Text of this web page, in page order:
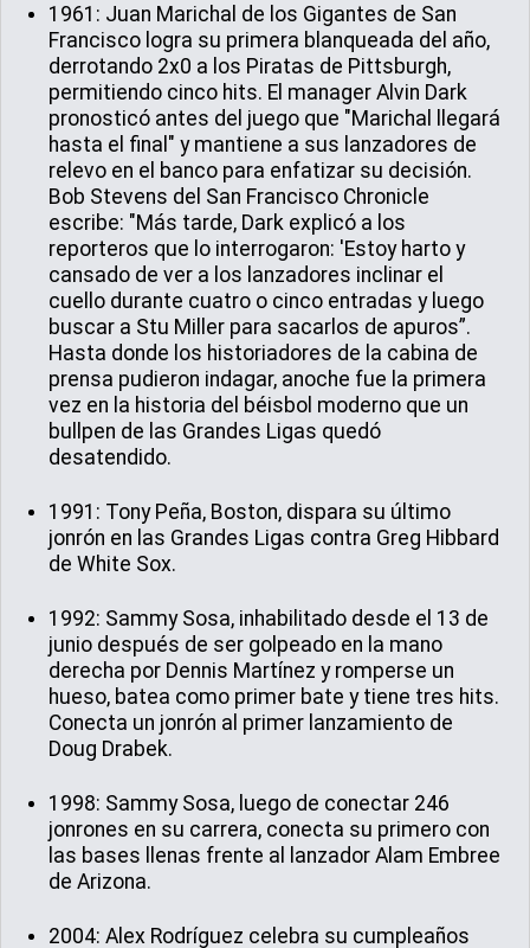
1961: Juan Marichal de los Gigantes de San
Francisco logra su primera blanqueada del año,
derrotando 2x0 a los Piratas de Pittsburgh,
permitiendo cinco hits. El manager Alvin Dark
pronosticó antes del juego que "Marichal llegará
hasta el final" y mantiene a sus lanzadores de
relevo en el banco para enfatizar su decisión.
Bob Stevens del San Francisco Chronicle
escribe: "Más tarde, Dark explicó a los
reporteros que lo interrogaron: 'Estoy harto y
cansado de ver a los lanzadores inclinar el
cuello durante cuatro o cinco entradas y luego
buscar a Stu Miller para sacarlos de apuros”.
Hasta donde los historiadores de la cabina de
prensa pudieron indagar, anoche fue la primera
vez en la historia del béisbol moderno que un
bullpen de las Grandes Ligas quedó
desatendido.
1991: Tony Peña, Boston, dispara su último
jonrón en las Grandes Ligas contra Greg Hibbard
de White Sox.
1992: Sammy Sosa, inhabilitado desde el 13 de
junio después de ser golpeado en la mano
derecha por Dennis Martínez y romperse un
hueso, batea como primer bate y tiene tres hits.
Conecta un jonrón al primer lanzamiento de
Doug Drabek.
1998: Sammy Sosa, luego de conectar 246
jonrones en su carrera, conecta su primero con
las bases llenas frente al lanzador Alam Embree
de Arizona.
2004: Alex Rodríguez celebra su cumpleaños